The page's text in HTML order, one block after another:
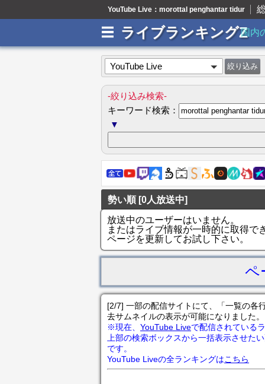
YouTube Live：morottal penghantar tidur
ライブランキングZ国内
YouTube Live
-絞り込み検索-
キーワード検索：
▼
勢い順 [0人放送中]
放送中のユーザーはいません。
またはライブ情報が一時的に取得で
ページを更新してお試し下さい。
ペ
[2/7] 一部の配信サイトにて、「一覧の各
去サムネイルの表示が可能になりました。
※現在、 YouTube Liveで配信されている
上部の検索ボックスから一括表示させた
です。
YouTube Liveの全ランキングはこちら